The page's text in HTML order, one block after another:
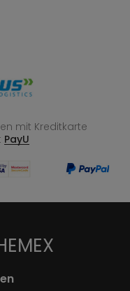
mit Kreditkarte
PayU